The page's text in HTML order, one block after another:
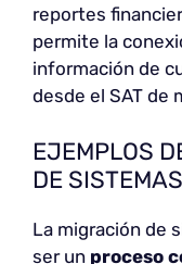
reportes
permite la
información de
desde el SAT de
EJEMPLOS
DE
La migración de
ser un proceso